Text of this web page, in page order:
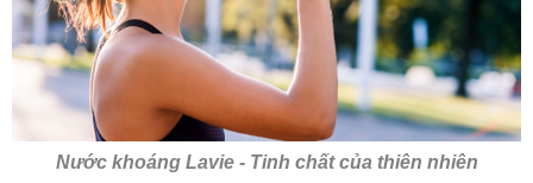
Nước khoáng Lavie - Tinh chất của thiên nhiên